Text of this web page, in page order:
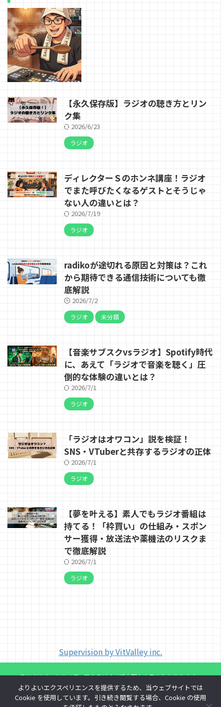
【永久保存版】ラジオの聴き方とリン
ク集
2026/6/23
ラジオ
ディレクターＳのホンネ講座！ラジオ
でまた呼びたくなるゲストとそうじゃ
ない人の違いとは？
2026/7/19
ラジオ
radikoが途切れる原因と対策は？これ
から期待できる通信技術についても徹
底解説
2026/7/2
ラジオ 未分類
【音楽サブスクvsラジオ】Spotify時代
に、あえて「ラジオで音楽を聴く」圧
倒的な体験の違いとは？
2026/7/1
ラジオ
「ラジオはオワコン」説を検証！
SNS・VTuberと共存するラジオの正体
2026/7/1
ラジオ
【夢を叶える】素人でもラジオ番組は
持てる！「枠買い」の仕組み・スポン
サー獲得・放送法や薬機法のリスクま
で徹底解説
2026/7/1
ラジオ
Supervision by VitValley inc.
ラジオはオールドメディア？ラジオの過去現在未来をわかりやすく。
ラジオの歴史やマニアックな情報や知識を
よりよいエクスペリエンスを提供するため、当ウェブサイトでは
Cookie を使用しています。引き続き閲覧する場合、Cookie の使用